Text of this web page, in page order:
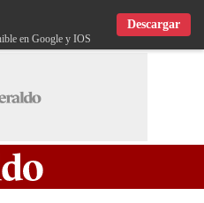
en Google y IOS
Descargar